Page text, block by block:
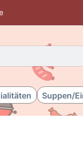
Sie tippen,
Suppen/